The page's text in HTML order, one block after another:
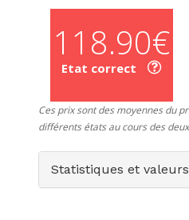
118.90€
Etat correct
Ces prix sont des moyennes du
différents états au cours des
Statistiques et